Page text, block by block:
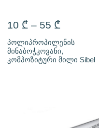
10 ₾ – 55 ₾
პოლიპროპილენის
მინაბოჭკოვანი,
კომპოზიტური მილი Sibel